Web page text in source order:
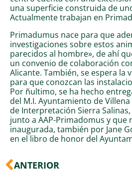
una superficie construida de
Actualmente trabajan en
Primadumus nace para que
investigaciones sobre estos
parecidos al hombre», de ahí
un convenio de colaboración
Alicante. También, se espera la
para que conozcan las
Por ñultimo, se ha hecho
del M.I. Ayuntamiento de
de Interpretación Sierra
junto a AAP-Primadomus y que
inaugurada, también por Jane
en el libro de honor del
Ant
ANTERIOR